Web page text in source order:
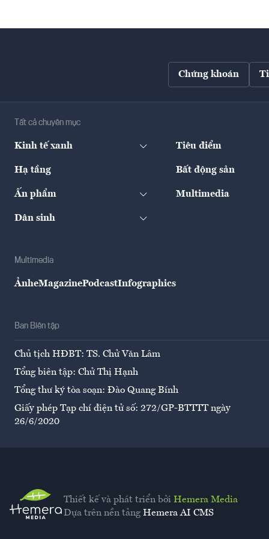
Chứng khoán
Tất cả chuyên mục
Kinh tế xanh Tiêu điểm
Hạ tầng Bất động sản
Ấn phẩm Multimedia
Dân sinh
Multimedia
ẢnheMagazinePodcastInfographics
Ban Biên tập
Chủ tịch HĐBT: TS. Chử Văn Lâm
Tổng biên tập: Chử Thị Hạnh
Tổng thư ký tòa soạn: Đào Quang Bính
Giấy phép Tạp chí điện tử số: 272/GP-BTTTT ngày
26/6/2020
Thiết kế và phát triển bởi Hemera Media
Dựa trên nền tảng Hemera AI CMS